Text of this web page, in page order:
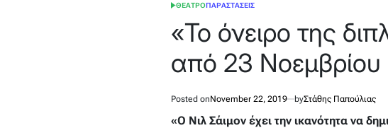
POSTED
ΘΕΑΤΡΟΠΑΡΑΣΤΑΣΕΙΣ
«Το όνειρο της
από 23
Posted onNovember 22, 2019 byΣτάθης Παπούλιας
«Ο Νιλ Σάιμον έχει την ικανότητα να